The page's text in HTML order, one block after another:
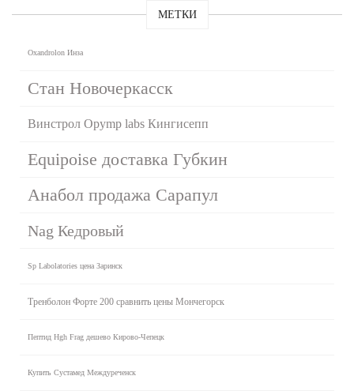
МЕТКИ
Oxandrolon Инза
Стан Новочеркасск
Винстрол Opymp labs Кингисепп
Equipoise доставка Губкин
Анабол продажа Сарапул
Nag Кедровый
Sp Labolatories цена Заринск
Тренболон Форте 200 сравнить цены Мончегорск
Пептид Hgh Frag дешево Кирово-Чепецк
Купить Сустамед Междуреченск